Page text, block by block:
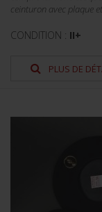
ceinturon avec plaque
CONDITION : II+
PLUS DE